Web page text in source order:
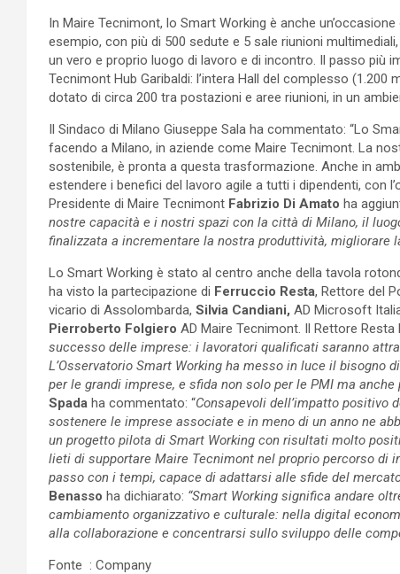
In Maire Tecnimont, lo Smart Working è anche
esempio, con più di 500 sedute e 5 sale riunioni
un vero e proprio luogo di lavoro e di incontro. Il passo più
Tecnimont Hub Garibaldi: l’intera Hall del complesso
dotato di circa 200 tra postazioni e aree riunioni, in un
Il Sindaco di Milano Giuseppe Sala ha commentato: “Lo
facendo a Milano, in aziende come Maire Tecnimont. La
sostenibile, è pronta a questa trasformazione. Anche in
estendere i benefici del lavoro agile a tutti i dipendenti, con
Presidente di Maire Tecnimont Fabrizio Di Amato ha
nostre capacità e i nostri spazi con la città di Milano, il
finalizzata a incrementare la nostra produttività,
Lo Smart Working è stato al centro anche della tavola
ha visto la partecipazione di Ferruccio Resta, Rettore del
vicario di Assolombarda, Silvia Candiani, AD Microsoft
Pierroberto Folgiero AD Maire Tecnimont. Il Rettore Resta
successo delle imprese: i lavoratori qualificati saranno
L’Osservatorio Smart Working ha messo in luce il bisogno
per le grandi imprese, e sfida non solo per le PMI ma
Spada ha commentato: “Consapevoli dell’impatto positivo
sostenere le imprese associate e in meno di un anno ne
un progetto pilota di Smart Working con risultati molto
lieti di supportare Maire Tecnimont nel proprio percorso di
passo con i tempi, capace di adattarsi alle sfide del
Benasso ha dichiarato: “Smart Working significa andare
cambiamento organizzativo e culturale: nella digital
alla collaborazione e concentrarsi sullo sviluppo delle
Fonte : Company